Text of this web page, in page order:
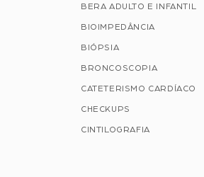
BERA ADULTO E INFANTIL
BIOIMPEDÂNCIA
BIÓPSIA
BRONCOSCOPIA
CATETERISMO CARDÍACO
CHECKUPS
CINTILOGRAFIA